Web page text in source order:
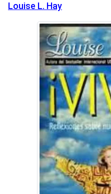
Louise L. Hay